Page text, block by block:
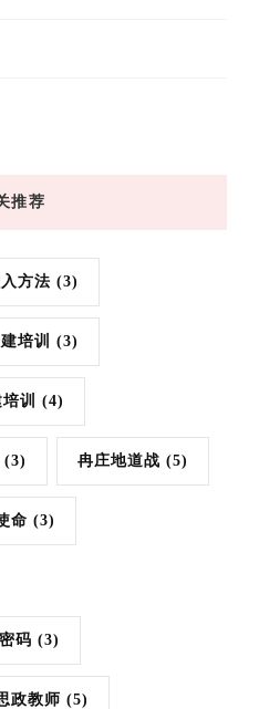
推荐
方法 (3)
培训 (3)
训 (4)
(3) 冉庄地道战 (5)
命 (3)
码 (3)
政教师 (5)